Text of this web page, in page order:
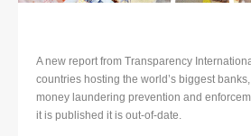
A new report from Transparency
countries hosting the world’s biggest
money laundering prevention and
it is published it is out-of-date.